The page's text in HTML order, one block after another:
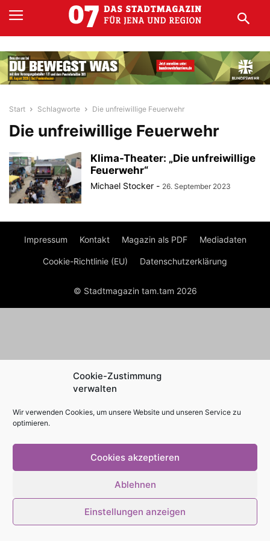
Cookie-Zustimmung
verwalten
Wir verwenden Cookies, um unsere Website und unseren Service zu
optimieren.
Cookies akzeptieren
Ablehnen
Einstellungen anzeigen
Start Schlagworte Die unfreiwillige Feuerwehr
Die unfreiwillige Feuerwehr
Klima-Theater: „Die unfreiwillige
Feuerwehr“
Michael Stocker - 26. September 2023
Impressum Kontakt Magazin als PDF Mediadaten
Cookie-Richtlinie (EU) Datenschutzerklärung
© Stadtmagazin tam.tam 2026